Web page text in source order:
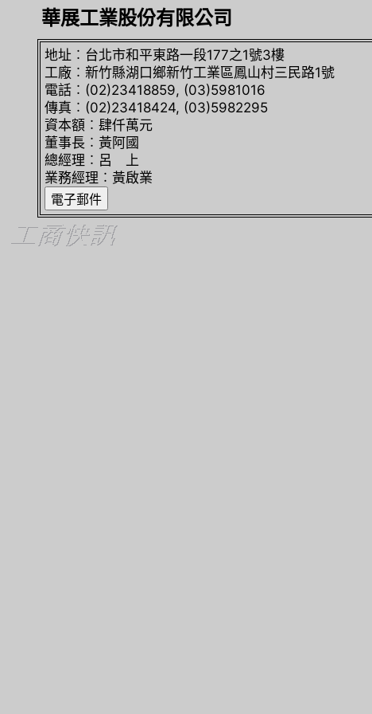
華展工業股份有限公司
地址︰台北市和平東路一段177之1號3樓
工廠︰新竹縣湖口鄉新竹工業區鳳山村三民路1號
電話︰(02)23418859, (03)5981016
傳真︰(02)23418424, (03)5982295
資本額︰肆仟萬元
董事長︰黃阿國
總經理︰呂 上
業務經理︰黃啟業